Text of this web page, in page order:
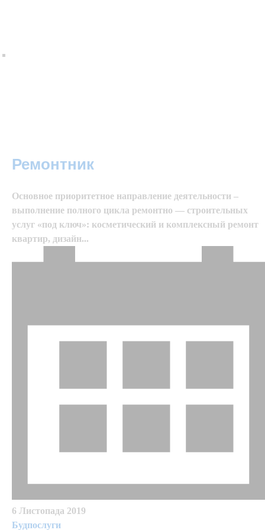
Ремонтник
Основное приоритетное направление деятельности –
выполнение полного цикла ремонтно — строительных
услуг «под ключ»: косметический и комплексный ремонт
квартир, дизайн...
6 Листопада 2019
Будпослуги